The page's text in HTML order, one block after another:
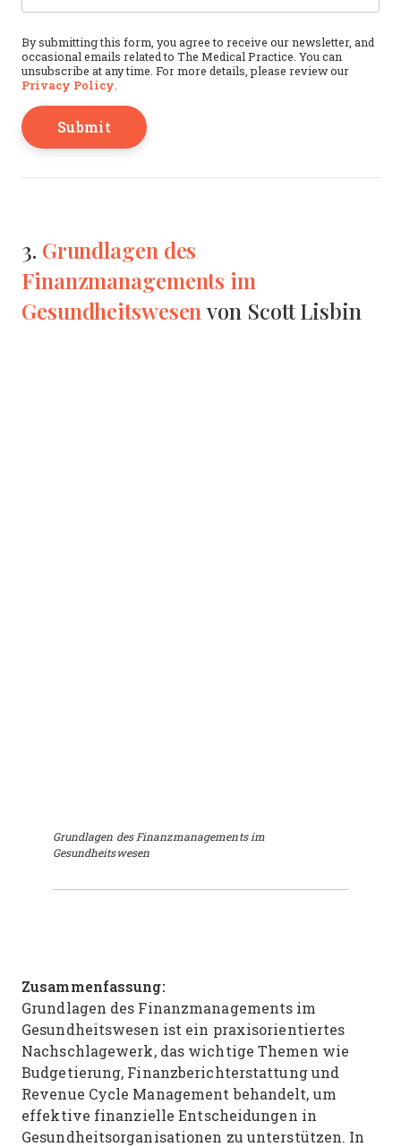
By submitting this form, you agree to receive our newsletter, and
occasional emails related to The Medical Practice. You can
unsubscribe at any time. For more details, please review our
Privacy Policy.
3. Grundlagen des
Finanzmanagements im
Gesundheitswesenvon Scott Lisbin
Grundlagen des Finanzmanagements im
Gesundheitswesen
Zusammenfassung:
Grundlagen des Finanzmanagements im
Gesundheitswesen ist ein praxisorientiertes
Nachschlagewerk, das wichtige Themen wie
Budgetierung, Finanzberichterstattung und
Revenue Cycle Management behandelt, um
effektive finanzielle Entscheidungen in
Gesundheitsorganisationen zu unterstützen. In